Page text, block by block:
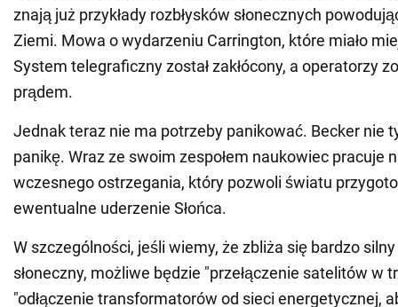
znają już przykłady rozbłysków słonecznych
Ziemi. Mowa o wydarzeniu Carrington, które miało
System telegraficzny został zakłócony, a operatorzy
prądem.
Jednak teraz nie ma potrzeby panikować. Becker nie
panikę. Wraz ze swoim zespołem naukowiec pracuje
wczesnego ostrzegania, który pozwoli światu
ewentualne uderzenie Słońca.
W szczególności, jeśli wiemy, że zbliża się bardzo silny
słoneczny, możliwe będzie "przełączenie satelitów w
"odłączenie transformatorów od sieci energetycznej,